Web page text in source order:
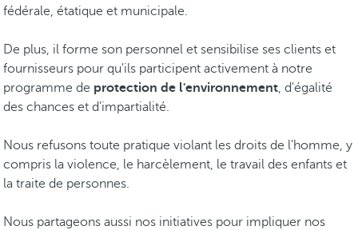
fédérale, étatique et municipale.
De plus, il forme son personnel et sensibilise ses clients et
fournisseurs pour qu'ils participent activement à notre
programme de protection de l'environnement, d'égalité
des chances et d'impartialité.
Nous refusons toute pratique violant les droits de l'homme, y
compris la violence, le harcèlement, le travail des enfants et
la traite de personnes.
Nous partageons aussi nos initiatives pour impliquer nos